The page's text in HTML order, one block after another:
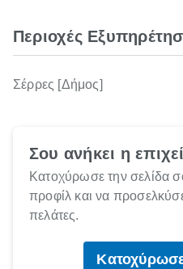
Περιοχές
Σέρρες [Δήμος]
Σου ανήκει η
Κατοχύρωσε την σελίδα
προφίλ και να
πελάτες.